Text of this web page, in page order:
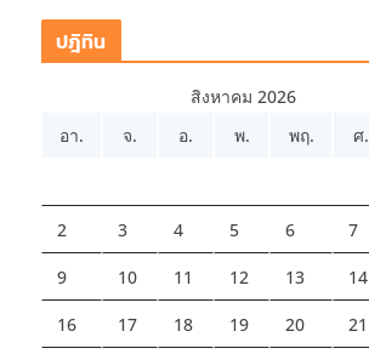
ปฎิทิน
สิงหาคม 2026
อา.
จ. อ. พ. พฤ. ศ.
2 3 4 5 6 7
9 10 11 12 13 14
16 17 18 19 20 21